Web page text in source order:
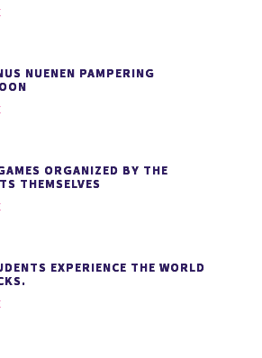
NUENEN PAMPERING
ORGANIZED BY THE
THEMSELVES
EXPERIENCE THE WORLD